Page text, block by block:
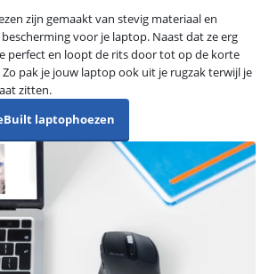
zijn gemaakt van stevig materiaal en
voor je laptop. Naast dat ze erg
perfect en loopt de rits door tot op de korte
Zo pak je jouw laptop ook uit je rugzak terwijl je
zitten.
laptophoezen